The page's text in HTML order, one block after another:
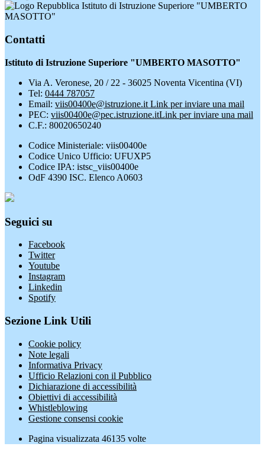
Istituto di Istruzione Superiore "UMBERTO
MASOTTO"
Contatti
Istituto di Istruzione Superiore "UMBERTO MASOTTO"
Via A. Veronese, 20 / 22 - 36025 Noventa Vicentina (VI)
Tel: 0444 787057
Email: viis00400e@istruzione.it Link per inviare una mail
PEC: viis00400e@pec.istruzione.itLink per inviare una mail
C.F.: 80020650240
Codice Ministeriale: viis00400e
Codice Unico Ufficio: UFUXP5
Codice IPA: istsc_viis00400e
OdF 4390 ISC. Elenco A0603
Seguici su
Facebook
Twitter
Youtube
Instagram
Linkedin
Spotify
Sezione Link Utili
Cookie policy
Note legali
Informativa Privacy
Ufficio Relazioni con il Pubblico
Dichiarazione di accessibilità
Obiettivi di accessibilità
Whistleblowing
Gestione consensi cookie
Pagina visualizzata 46135 volte